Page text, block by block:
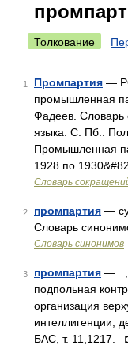
Толкование
1 Промпартия —
промышленная
Фадеев. Словарь
языка. С. Пб.:
Промышленная
1928 по
Словарь
2 промпартия —
Словарь
Словарь синонимов
3 промпартия — ,
подпольная
организация
интеллигенции,
БАС, т. 11,1217.